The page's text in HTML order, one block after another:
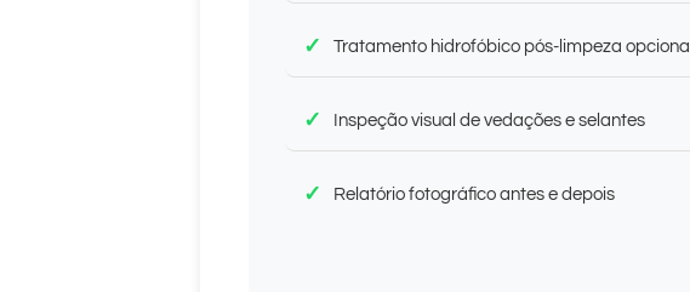
Tratamento hidrofóbico pós-limpeza opcional
Inspeção visual de vedações e selantes
Relatório fotográfico antes e depois